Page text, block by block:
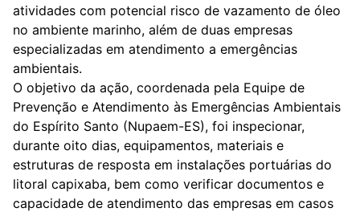
atividades com potencial risco de vazamento de óleo
no ambiente marinho, além de duas empresas
especializadas em atendimento a emergências
ambientais.
O objetivo da ação, coordenada pela Equipe de
Prevenção e Atendimento às Emergências Ambientais
do Espírito Santo (Nupaem-ES), foi inspecionar,
durante oito dias, equipamentos, materiais e
estruturas de resposta em instalações portuárias do
litoral capixaba, bem como verificar documentos e
capacidade de atendimento das empresas em casos